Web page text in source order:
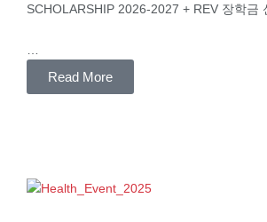
SCHOLARSHIP 2026-2027 + REV 장학금
…
Read More